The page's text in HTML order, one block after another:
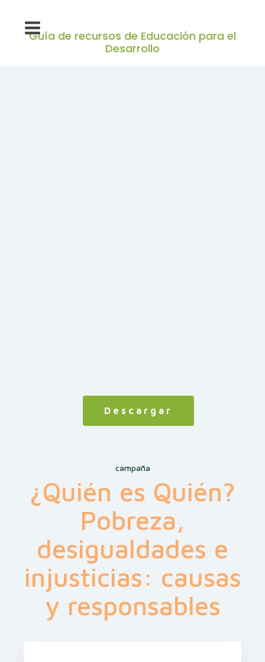
Guía de recursos de Educación para el
Desarrollo
Descargar
campaña
¿Quién es Quién?
Pobreza,
desigualdades e
injusticias: causas
y responsables